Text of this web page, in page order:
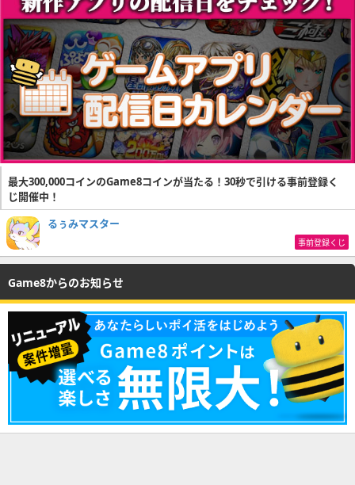
最大300,000コインのGame8コインが当たる！30秒で引ける事前登録く
じ開催中！
るぅみマスター
事前登録くじ
Game8からのお知らせ